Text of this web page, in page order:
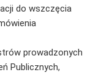
do wszczęcia
prowadzonych
Publicznych,